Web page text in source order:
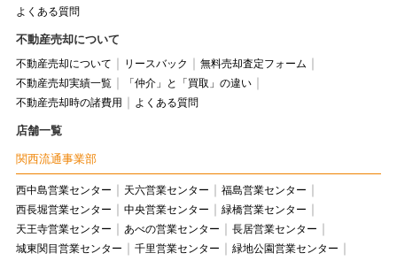
よくある質問
不動産売却について
不動産売却について リースバック
無料売却査定フォーム
不動産売却実績一覧
「仲介」と「買取」の違い
不動産売却時の諸費用
よくある質問
店舗一覧
関西流通事業部
西中島営業センター 天六営業センター
福島営業センター
西長堀営業センター
中央営業センター
緑橋営業センター
天王寺営業センター
あべの営業センター
長居営業センター
城東関目営業センター
千里営業センター
緑地公園営業センター